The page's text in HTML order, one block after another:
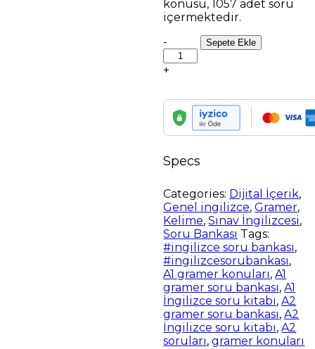
konusu, 1057 adet soru
içermektedir.
YDS,
YDT,
YÖKDİL
Bankası
(A1-
A2
konular)
-
+
Sepete Ekle
Specs
Categories: Dijital İçerik,
Genel ingilizce,Gramer,
Kelime,Sınav İngilizcesi,
Soru Bankası Tags:
#ingilizce soru bankası,
#ingilizcesorubankası,
A1 gramer konuları,A1
gramer soru bankası,A1
İngilizce soru kitabı,A2
gramer soru bankası,A2
İngilizce soru kitabı,A2
soruları,gramer konuları